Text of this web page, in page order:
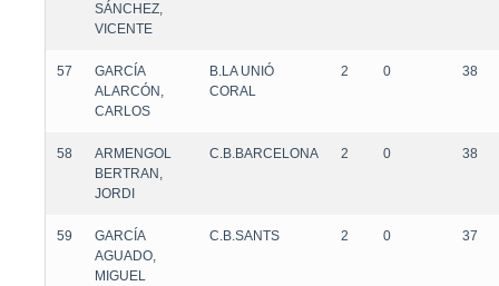
SÁNCHEZ,
VICENTE
57
GARCÍA
ALARCÓN,
CARLOS
B.LA UNIÓ
CORAL
2 0 38
58
ARMENGOL
BERTRAN,
JORDI
C.B.BARCELONA 2 0 38
59
GARCÍA
AGUADO,
MIGUEL
C.B.SANTS 2 0 37